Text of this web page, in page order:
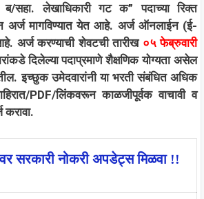
सहा. लेखाधिकारी गट क” पदाच्या रिक्त
अर्ज मागविण्यात येत आहे. अर्ज ऑनलाईन (ई-
अर्ज करण्याची शेवटची तारीख ०५ फेब्रुवारी
दिलेल्या पदाप्रमाणे शैक्षणिक योग्यता असेल
इच्छुक उमेदवारांनी या भरती संबंधित अधिक
PDF/लिंकवरून काळजीपूर्वक वाचावी व
करावा.
सरकारी नोकरी अपडेट्स मिळवा !!